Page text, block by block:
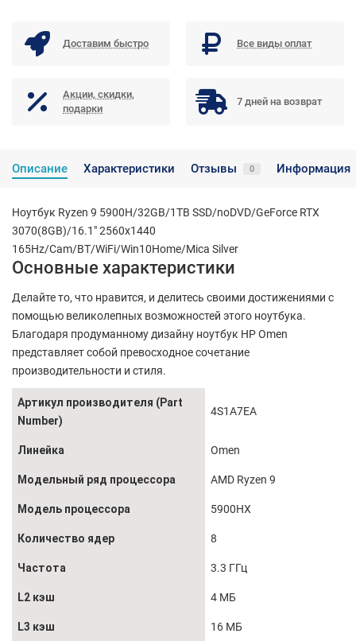
Доставим быстро Все виды оплат
Акции, скидки,
подарки
7 дней на возврат
Описание Характеристики Отзывы 0 Информация
Ноутбук Ryzen 9 5900H/32GB/1TB SSD/noDVD/GeForce RTX
3070(8GB)/16.1" 2560x1440
165Hz/Cam/BT/WiFi/Win10Home/Mica Silver
Основные характеристики
Делайте то, что нравится, и делитесь своими достижениями с
помощью великолепных возможностей этого ноутбука.
Благодаря продуманному дизайну ноутбук HP Omen
представляет собой превосходное сочетание
производительности и стиля.
Артикул производителя (Part
Number)
4S1A7EA
Линейка Omen
Модельный ряд процессора AMD Ryzen 9
Модель процессора 5900HX
Количество ядер 8
Частота 3.3 ГГц
L2 кэш 4 МБ
L3 кэш 16 МБ